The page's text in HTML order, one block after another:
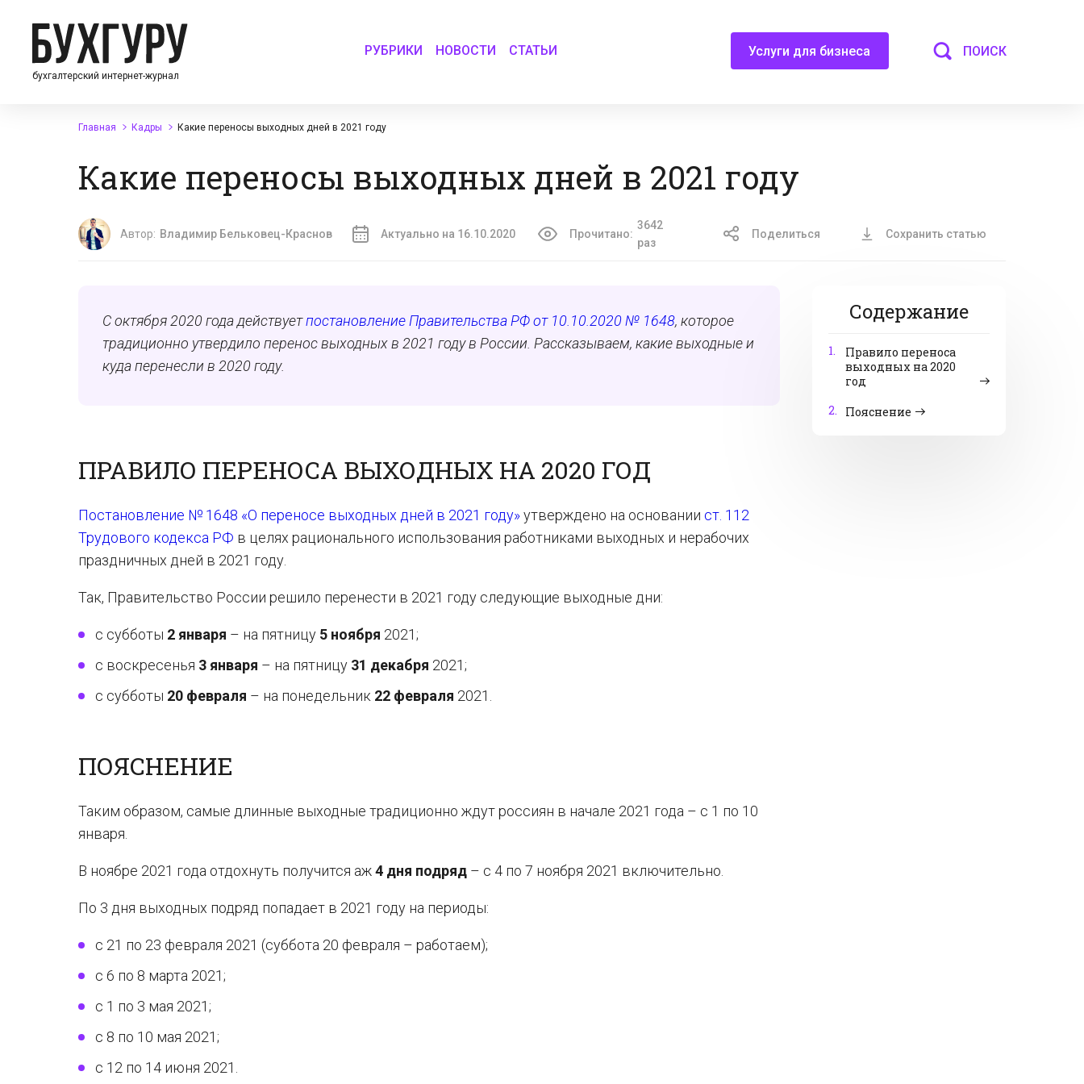
бухгалтерский интернет-журнал
РУБРИКИ НОВОСТИ СТАТЬИ Услуги для бизнеса ПОИСК
Главная Кадры Какие переносы выходных дней в 2021 году
Какие переносы выходных дней в 2021 году
Автор: Владимир Бельковец-Краснов Актуально на 16.10.2020 Прочитано:
3642
раз
Поделиться Сохранить статью
Содержание
1.
Правило переноса
выходных на 2020
год
2.
Пояснение
С октября 2020 года действуетпостановление Правительства РФ от 10.10.2020 № 1648, которое
традиционно утвердило перенос выходных в 2021 году в России. Рассказываем, какие выходные и
куда перенесли в 2020 году.
ПРАВИЛО ПЕРЕНОСА ВЫХОДНЫХ НА 2020 ГОД
Постановление № 1648 «О переносе выходных дней в 2021 году»утверждено на основании ст. 112
Трудового кодекса РФ в целях рационального использования работниками выходных и нерабочих
праздничных дней в 2021 году.
Так, Правительство России решило перенести в 2021 году следующие выходные дни:
с субботы 2 января – на пятницу 5 ноября 2021;
с воскресенья 3 января – на пятницу 31 декабря 2021;
с субботы 20 февраля – на понедельник 22 февраля 2021.
ПОЯСНЕНИЕ
Таким образом, самые длинные выходные традиционно ждут россиян в начале 2021 года – с 1 по 10
января.
В ноябре 2021 года отдохнуть получится аж4 дня подряд – с 4 по 7 ноября 2021 включительно.
По 3 дня выходных подряд попадает в 2021 году на периоды:
с 21 по 23 февраля 2021 (суббота 20 февраля – работаем);
с 6 по 8 марта 2021;
с 1 по 3 мая 2021;
с 8 по 10 мая 2021;
с 12 по 14 июня 2021.